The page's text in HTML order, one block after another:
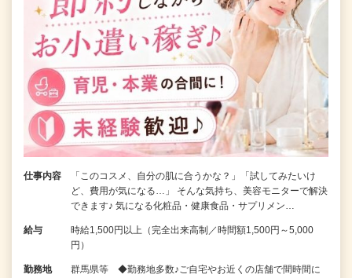
仕事内容
「このコスメ、自分の肌に合うかな？」「試してみたいけ
ど、費用が気になる…」 そんな気持ち、美容モニターで解決
できます♪ 気になる化粧品・健康食品・サプリメン…
給与
時給1,500円以上（完全出来高制／時間額1,500円～5,000
円）
勤務地
群馬県等 ◆勤務地多数♪ご自宅やお近くの店舗で間時間に